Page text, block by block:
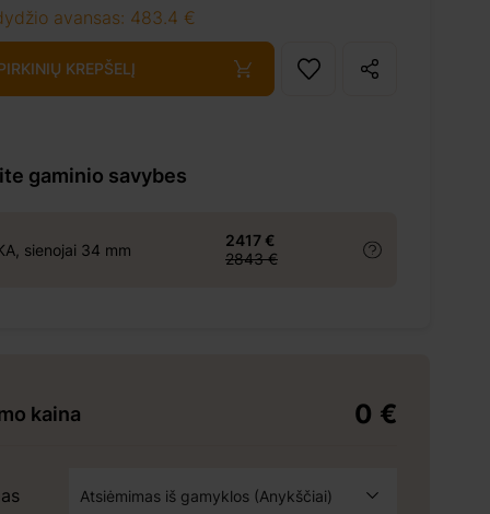
avansas: 483.4 €
KREPŠELĮ
gaminio savybes
sienojai 34 mm
2417 €
2843 €
kaina 0 €
Atsiėmimas iš gamyklos (Anykščiai)